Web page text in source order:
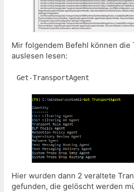
Mir folgendem Befehl können die
auslesen lesen:
Get-TransportAgent
Hier wurden dann 2 veraltete
gefunden, die gelöscht werden